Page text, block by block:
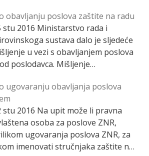
[…]
obavljanju poslova zaštite na radu
stu 2016 Ministarstvo rada i
sustava dalo je sljedeće
u vezi s obavljanjem poslova
poslodavca. Mišljenje
[…]
ugovaranju obavljanja poslova
stu 2016 Na upit može li pravna
osoba za poslove ZNR,
ugovaranja poslova ZNR, za
imenovati stručnjaka zaštite na